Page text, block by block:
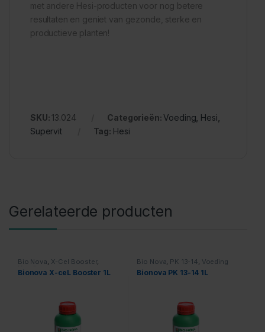
met andere Hesi-producten voor nog betere
resultaten en geniet van gezonde, sterke en
productieve planten!
SKU:13.024 Categorieën:Voeding Hesi
Supervit
Tag: Hesi
Gerelateerde producten
Bio Nova, X-Cel Booster,
Voeding
Bionova X-ceL Booster 1L
Bio Nova, PK 13-14, Voeding
Bionova PK 13-14 1L